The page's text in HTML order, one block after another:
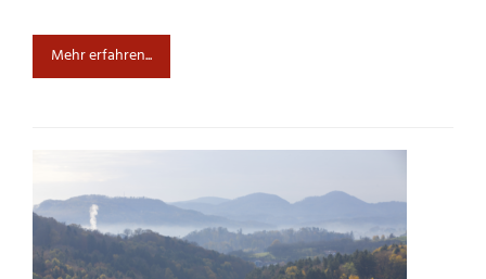
Mehr erfahren...